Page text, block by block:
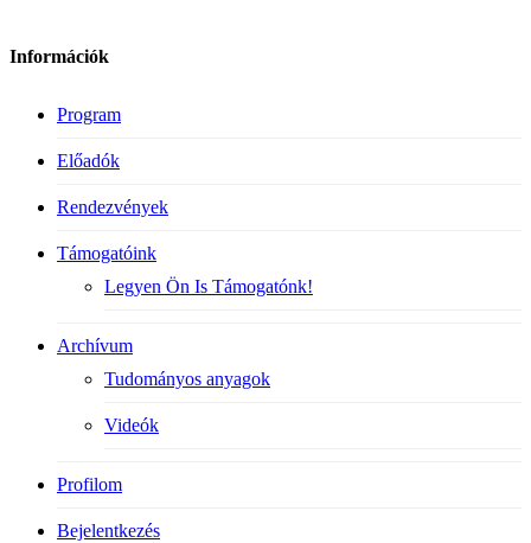
Információk
Program
Előadók
Rendezvények
Támogatóink
Legyen Ön Is Támogatónk!
Archívum
Tudományos anyagok
Videók
Profilom
Bejelentkezés